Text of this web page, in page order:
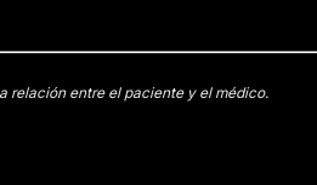
relación entre el paciente y el médico.